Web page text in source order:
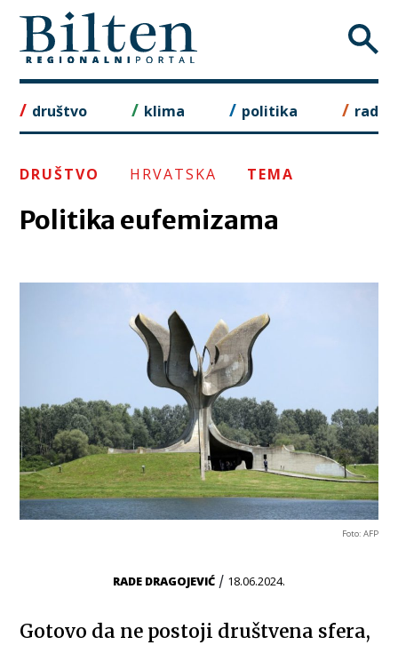
to
content
društvo klima politika rad
DRUŠTVO HRVATSKA TEMA
Politika eufemizama
Foto: AFP
RADE DRAGOJEVIĆ / 18.06.2024.
Gotovo da ne postoji društvena sfera,